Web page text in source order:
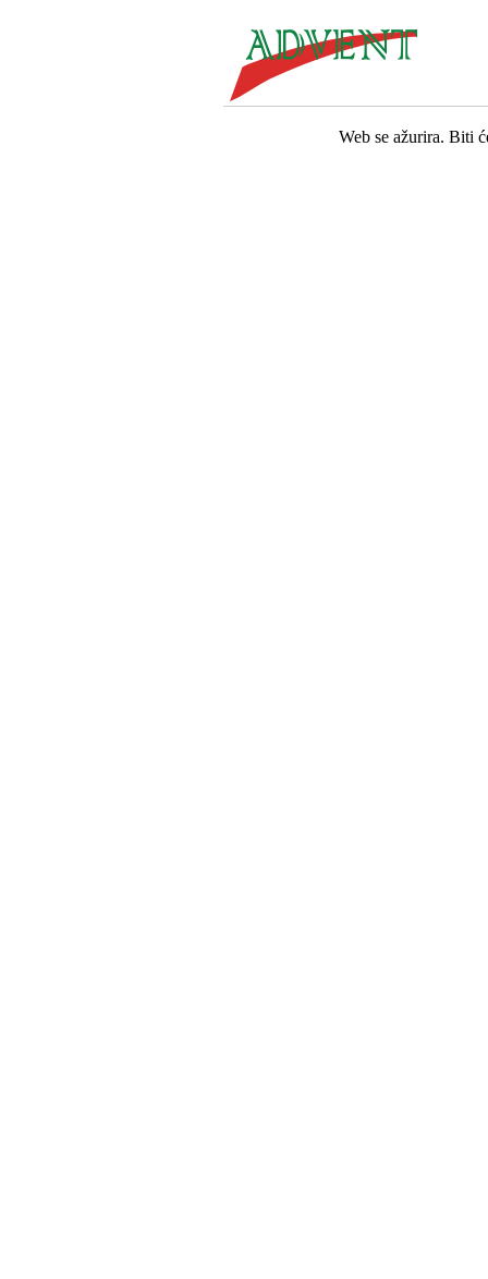
Web se ažurira. Biti